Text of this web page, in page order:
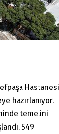
Hastanesi
hazırlanıyor.
temelini
549